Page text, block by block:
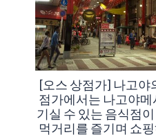
[오스 상점가] 나고야
점가에서는 나고야
기실 수 있는 음식점
먹거리를 즐기며 쇼